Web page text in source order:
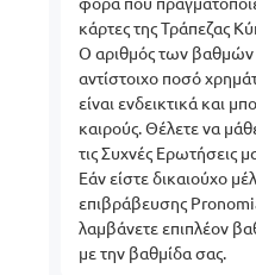
κάρτες της Τράπεζας
Ο αριθμός των βαθμών
αντίστοιχο ποσό
είναι ενδεικτικά και
καιρούς. Θέλετε να
τις Συχνές Ερωτήσεις
Εάν είστε δικαιούχο
επιβράβευσης
λαμβάνετε επιπλέον
με την βαθμίδα σας.